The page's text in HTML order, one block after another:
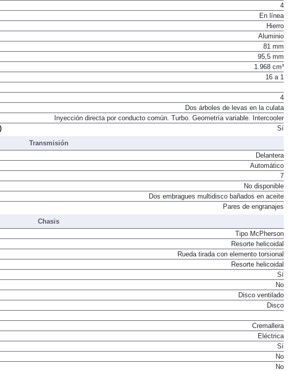
4
En línea
Hierro
Aluminio
81 mm
95,5 mm
1.968 cm³
16 a 1
4
Dos árboles de levas en la culata
Inyección directa por conducto común. Turbo. Geometría variable. Intercooler
Sí
Transmisión
Delantera
Automático
7
No disponible
Dos embragues multidisco bañados en aceite
Pares de engranajes
Chasis
Tipo McPherson
Resorte helicoidal
Rueda tirada con elemento torsional
Resorte helicoidal
Sí
No
Disco ventilado
Disco
Cremallera
Eléctrica
Sí
No
No